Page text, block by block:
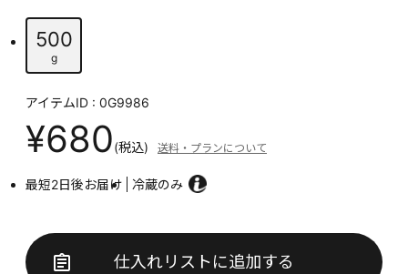
500
g
アイテムID : 0G9986
¥680(税込) 送料・プランについて
最短2日後お届け 冷蔵のみ
仕入れリストに追加する